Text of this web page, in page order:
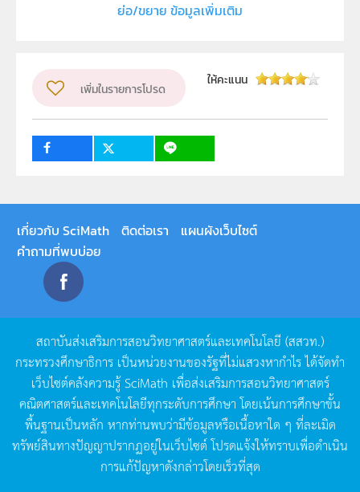
สถาบันส่งเสริมการสอนวิทยาศาสตร์และเทคโนโลยี (สสวท.)
วิชา
ชีววิทยา
กลุ่มเป้าหมาย
ครู, นักเรียน, บุคคลทั่วไป
ย่อ/ขยาย ข้อมูลเพิ่มเติม
เพิ่มในรายการโปรด
ให้คะแนน
เกี่ยวกับ SciMath ติดต่อเรา
แผนผังเว็บไซต์
คำถามที่พบบ่อย
สถาบันส่งเสริมการสอนวิทยาศาสตร์และเทคโนโลยี (สสวท.)
กระทรวงศึกษาธิการ เป็นหน่วยงานของรัฐที่ไม่แสวงหากำไรได้จัดทำ
เว็บไซต์คลังความรู้SciMath เพื่อส่งเสริมการสอนวิทยาศาสตร์
คณิตศาสตร์และเทคโนโลยีทุกระดับการศึกษา โดยเน้นการศึกษาขั้น
พื้นฐานเป็นหลัก หากท่านพบว่ามีข้อมูลหรือเนื้อหาใด ๆ ที่ละเมิด
ทรัพย์สินทางปัญญาปรากฏอยู่ในเว็บไซต์โปรดแจ้งให้ทราบเพื่อดำเนิน
การแก้ปัญหาดังกล่าวโดยเร็วที่สุด